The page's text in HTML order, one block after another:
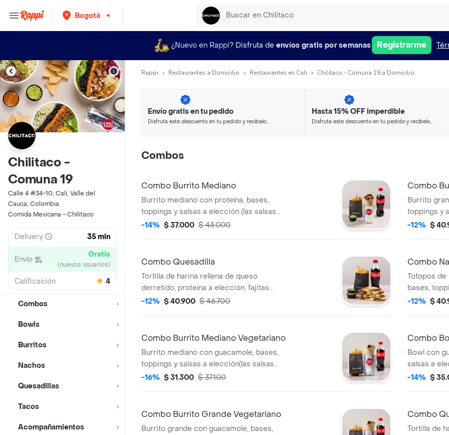
Bogotá
¿Nuevo en Rappi? Disfruta de envíos gratis por semanas Registrarme
Chilitaco -
Comuna 19
Calle 4 #34-10, Cali, Valle del
Cauca, Colombia
Comida Mexicana - Chilitaco
Delivery 35 min
Envío Gratis
(nuevos usuarios)
Calificación 4
Combos
Bowls
Burritos
Nachos
Quesadillas
Tacos
Acompañamientos
Rappi Restaurantes a Domicilio Restaurantes en Cali Chilitaco - Comuna 19 a Domicilio
Envío gratis en tu pedido
Disfruta este descuento en tu pedido y recíbelo
Hasta 15% OFF imperdible
Disfruta este descuento en tu pedido y recíbelo
Combos
Combo Burrito Mediano
Burrito mediano con proteína, bases,
toppings y salsas a elección (las salsas
van por dentro del burrito), bebida y
-14% $ 37.000 $ 43.000
Combo
Burrito
toppings y
van por
-12% $
Combo Quesadilla
Tortilla de harina rellena de queso
derretido, proteína a elección, fajitas
(cebolla y pimentón salteados), pico de
galleta o brownie).
-12% $ 40.900 $ 46.700
Combo
Totopos de
bases,
bebida y
-12% $
Combo Burrito Mediano Vegetariano
Burrito mediano con guacamole, bases,
toppings y salsas a elección(las salsas
van por dentro del burrito), bebida y
-16% $ 31.300 $ 37.100
Combo
Bowl con
salsas a
-14% $
Combo Burrito Grande Vegetariano
Burrito grande con guacamole, bases,
Combo
Tortilla de